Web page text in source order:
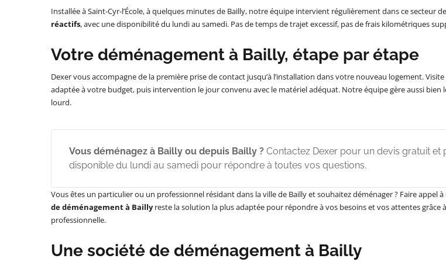
Installée à Saint-Cyr-l’École, à quelques minutes de Bailly, notre équipe intervient régulièrement dans ce secteur
réactifs, avec une disponibilité du lundi au samedi. Pas de temps de trajet excessif, pas de frais kilométriques
Votre déménagement à Bailly, étape par étape
Dexer vous accompagne de la première prise de contact jusqu’à l’installation dans votre nouveau logement.
adaptée à votre budget, puis intervention le jour convenu avec le matériel adéquat. Notre équipe gère aussi
lourd.
Vous déménagez à Bailly ou depuis Bailly ? Contactez Dexer pour un devis gratuit et
disponible du lundi au samedi pour répondre à toutes vos questions.
Vous êtes un particulier ou un professionnel résidant dans la ville de Bailly et souhaitez déménager ? Faire appel à
de déménagement à Baillyreste la solution la plus adaptée pour répondre à vos besoins et vos attentes grâce
professionnelle.
Une société de déménagement à Bailly